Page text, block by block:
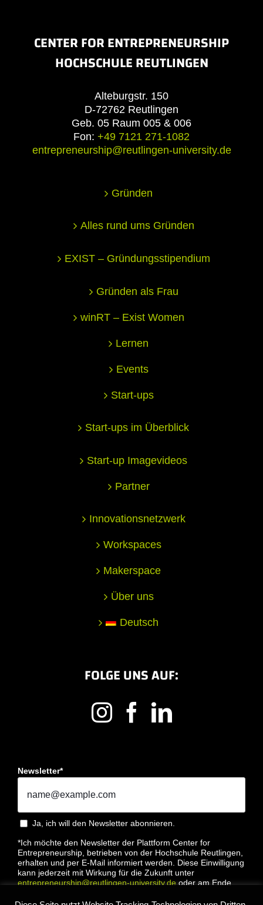
CENTER FOR ENTREPRENEURSHIP
HOCHSCHULE REUTLINGEN
Alteburgstr. 150
D-72762 Reutlingen
Geb. 05 Raum 005 & 006
Fon: +49 7121 271-1082
entrepreneurship@reutlingen-university.de
Gründen
Alles rund ums Gründen
EXIST – Gründungsstipendium
Gründen als Frau
winRT – Exist Women
Lernen
Events
Start-ups
Start-ups im Überblick
Start-up Imagevideos
Partner
Innovationsnetzwerk
Workspaces
Makerspace
Über uns
Deutsch
FOLGE UNS AUF:
Newsletter*
Ja, ich will den Newsletter abonnieren.
*Ich möchte den Newsletter der Plattform Center for
Entrepreneurship, betrieben von der Hochschule Reutlingen,
erhalten und per E-Mail informiert werden. Diese Einwilligung
kann jederzeit mit Wirkung für die Zukunft unter
entrepreneurship@reutlingen-university.deoder am Ende
Datenschutzbestimmung